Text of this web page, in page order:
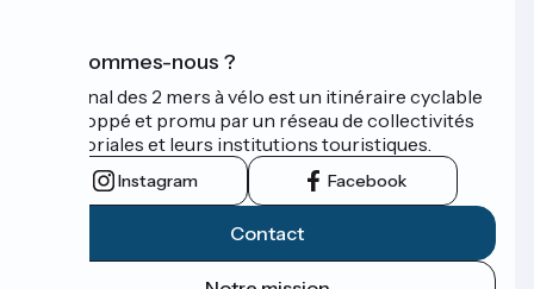
Qui sommes-nous ?
Le Canal des 2 mers à vélo est un itinéraire cyclable
développé et promu par un réseau de collectivités
territoriales et leurs institutions touristiques.
Instagram Facebook
Contact